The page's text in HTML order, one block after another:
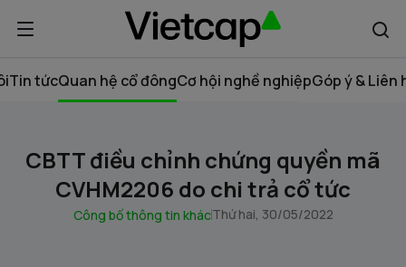
Tin tứcQuan hệ cổ đôngCơ hội nghề nghiệpGóp ý & Liên
CBTT điều chỉnh chứng quyền mã
CVHM2206 do chi trả cổ tức
Công bố thông tin khácThứ hai, 30/05/2022